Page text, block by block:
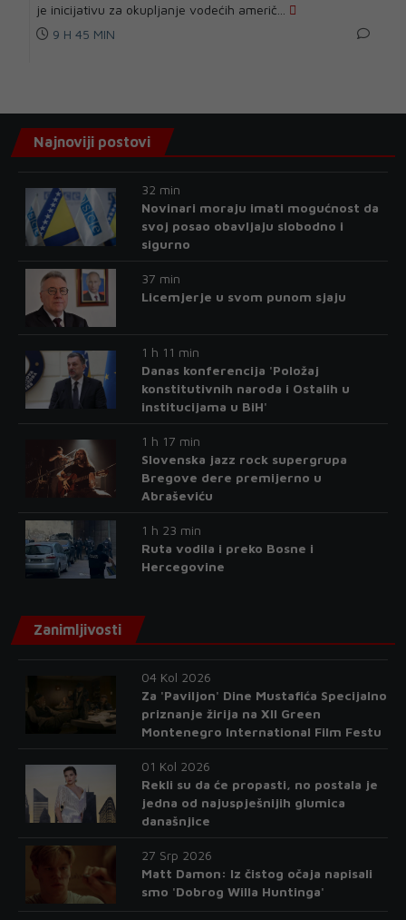
je inicijativu za okupljanje vodećih američ...
9 H 45 MIN
Najnoviji postovi
32 min
Novinari moraju imati mogućnost da
svoj posao obavljaju slobodno i
sigurno
37 min
Licemjerje u svom punom sjaju
1 h 11 min
Danas konferencija 'Položaj
konstitutivnih naroda i Ostalih u
institucijama u BiH'
1 h 17 min
Slovenska jazz rock supergrupa
Bregove dere premijerno u
Abraševiću
1 h 23 min
Ruta vodila i preko Bosne i
Hercegovine
Zanimljivosti
04 Kol 2026
Za 'Paviljon' Dine Mustafića Specijalno
priznanje žirija na XII Green
Montenegro International Film Festu
01 Kol 2026
Rekli su da će propasti, no postala je
jedna od najuspješnijih glumica
današnjice
27 Srp 2026
Matt Damon: Iz čistog očaja napisali
smo 'Dobrog Willa Huntinga'